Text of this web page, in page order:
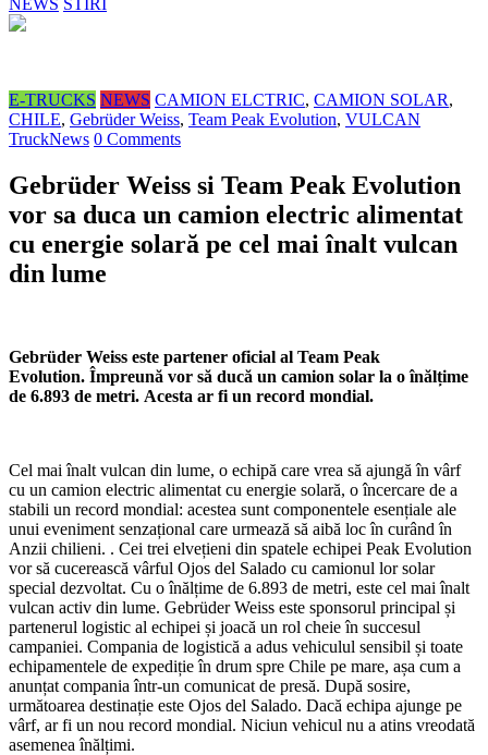
NEWS STIRI
E-TRUCKS NEWS CAMION ELCTRIC, CAMION SOLAR,
CHILE, Gebrüder Weiss, Team Peak Evolution, VULCAN
TruckNews 0 Comments
Gebrüder Weiss si Team Peak Evolution
vor sa duca un camion electric alimentat
cu energie solară pe cel mai înalt vulcan
din lume
Gebrüder Weiss este partener oficial al Team Peak
Evolution. Împreună vor să ducă un camion solar la o înălțime
de 6.893 de metri. Acesta ar fi un record mondial.
Cel mai înalt vulcan din lume, o echipă care vrea să ajungă în vârf
cu un camion electric alimentat cu energie solară, o încercare de a
stabili un record mondial: acestea sunt componentele esențiale ale
unui eveniment senzațional care urmează să aibă loc în curând în
Anzii chilieni. . Cei trei elvețieni din spatele echipei Peak Evolution
vor să cucerească vârful Ojos del Salado cu camionul lor solar
special dezvoltat. Cu o înălțime de 6.893 de metri, este cel mai înalt
vulcan activ din lume. Gebrüder Weiss este sponsorul principal și
partenerul logistic al echipei și joacă un rol cheie în succesul
campaniei. Compania de logistică a adus vehiculul sensibil și toate
echipamentele de expediție în drum spre Chile pe mare, așa cum a
anunțat compania într-un comunicat de presă. După sosire,
următoarea destinație este Ojos del Salado. Dacă echipa ajunge pe
vârf, ar fi un nou record mondial. Niciun vehicul nu a atins vreodată
asemenea înălțimi.